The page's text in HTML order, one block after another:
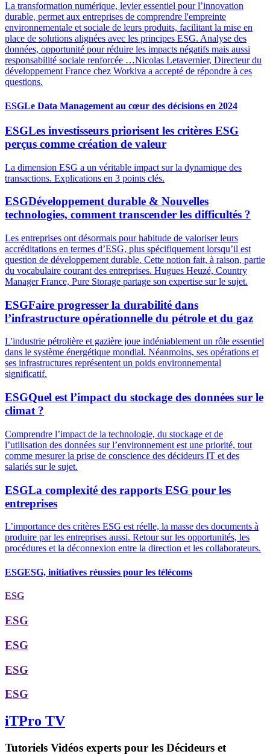
La transformation numérique, levier essentiel pour l’innovation
durable, permet aux entreprises de comprendre l'empreinte
environnementale et sociale de leurs produits, facilitant la mise en
place de solutions alignées avec les principes ESG. Analyse des
données, opportunité pour réduire les impacts négatifs mais aussi
responsabilité sociale renforcée …Nicolas Letavernier, Directeur du
développement France chez Workiva a accepté de répondre à ces
questions.
ESGLe Data Management au cœur des décisions en 2024
ESGLes investisseurs priorisent les critères ESG
perçus comme création de valeur
La dimension ESG a un véritable impact sur la dynamique des
transactions. Explications en 3 points clés.
ESGDéveloppement durable & Nouvelles
technologies, comment transcender les difficultés ?
Les entreprises ont désormais pour habitude de valoriser leurs
accréditations en termes d’ESG, plus spécifiquement lorsqu’il est
question de développement durable. Cette notion fait, à raison, partie
du vocabulaire courant des entreprises. Hugues Heuzé, Country
Manager France, Pure Storage partage son expertise sur le sujet.
ESGFaire progresser la durabilité dans
l’infrastructure opérationnelle du pétrole et du gaz
L'industrie pétrolière et gazière joue indéniablement un rôle essentiel
dans le système énergétique mondial. Néanmoins, ses opérations et
ses infrastructures représentent un poids environnemental
significatif.
ESGQuel est l’impact du stockage des données sur le
climat ?
Comprendre l’impact de la technologie, du stockage et de
l’utilisation des données sur l’environnement est une priorité, tout
comme mesurer la prise de conscience des décideurs IT et des
salariés sur le sujet.
ESGLa complexité des rapports ESG pour les
entreprises
L’importance des critères ESG est réelle, la masse des documents à
produire par les entreprises aussi. Retour sur les opportunités, les
procédures et la déconnexion entre la direction et les collaborateurs.
ESGESG, initiatives réussies pour les télécoms
ESG
ESG
ESG
ESG
ESG
iTPro TV
Tutoriels Vidéos experts pour les Décideurs et